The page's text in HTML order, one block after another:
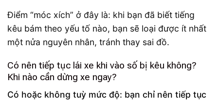
Điểm “móc xích” ở đây là: khi bạn đã biết tiếng
kêu bám theo yếu tố nào, bạn sẽ loại được ít nhất
một nửa nguyên nhân, tránh thay sai đồ.
Có nên tiếp tục lái xe khi vào số bị kêu không?
Khi nào cần dừng xe ngay?
Có hoặc không tuỳ mức độ: bạn chỉ nên tiếp tục